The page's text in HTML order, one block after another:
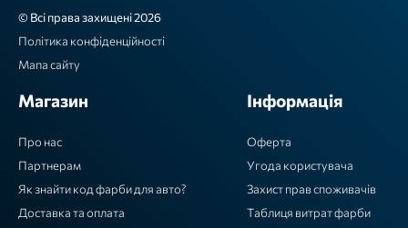
© Всі права захищені 2026
Політика конфіденційності
Мапа сайту
Магазин
Про нас
Партнерам
Як знайти код фарби для авто?
Доставка та оплата
Інформація
Оферта
Угода користувача
Захист прав споживачів
Таблиця витрат фарби